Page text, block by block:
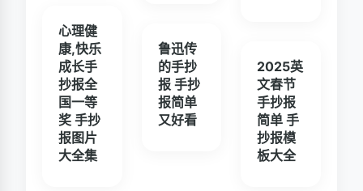
心理健
康,快乐
成长手
抄报全
国一等
奖 手抄
报图片
大全集
鲁迅传
的手抄
报 手抄
报简单
又好看
2025英
文春节
手抄报
简单 手
抄报模
板大全